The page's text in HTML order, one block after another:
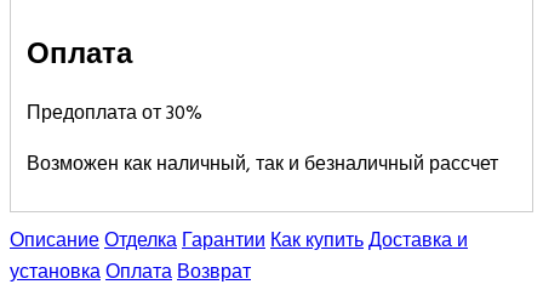
Оплата
Предоплата от 30%
Возможен как наличный, так и безналичный рассчет
ОписаниеОтделкаГарантииКак купитьДоставка и
установкаОплатаВозврат